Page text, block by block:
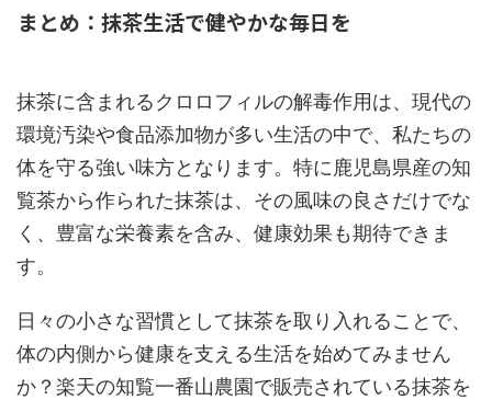
まとめ：抹茶生活で健やかな毎日を
抹茶に含まれるクロロフィルの解毒作用は、現代の
環境汚染や食品添加物が多い生活の中で、私たちの
体を守る強い味方となります。特に鹿児島県産の知
覧茶から作られた抹茶は、その風味の良さだけでな
く、豊富な栄養素を含み、健康効果も期待できま
す。
日々の小さな習慣として抹茶を取り入れることで、
体の内側から健康を支える生活を始めてみません
か？楽天の知覧一番山農園で販売されている抹茶を